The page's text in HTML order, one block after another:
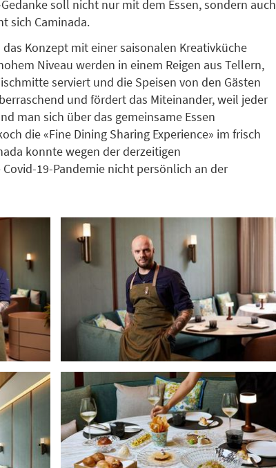
soll nicht nur mit dem Essen, sondern auch
sich Caminada.
Konzept mit einer saisonalen Kreativküche
Niveau werden in einem Reigen aus Tellern,
serviert und die Speisen von den Gästen
und fördert das Miteinander, weil jeder
man sich über das gemeinsame Essen
die «Fine Dining Sharing Experience» im frisch
konnte wegen der derzeitigen
19-Pandemie nicht persönlich an der